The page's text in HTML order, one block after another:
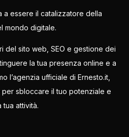
a essere il catalizzatore della
mondo digitale.
del sito web, SEO e gestione dei
la tua presenza online e a
l’agenzia ufficiale di Ernesto.it,
sbloccare il tuo potenziale e
attività.